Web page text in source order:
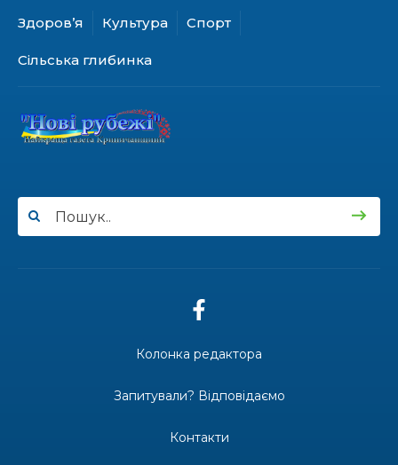
Криничанської громади за
100-ий день народження відзначила
жителька Первозванівки Олена
16.07.2026
ДОЩІ СТРИМУЮТЬ ЖНИВА
Здоров’я Культура Спорт
Сільська глибинка
Колонка редактора
Запитували? Відповідаємо
Контакти